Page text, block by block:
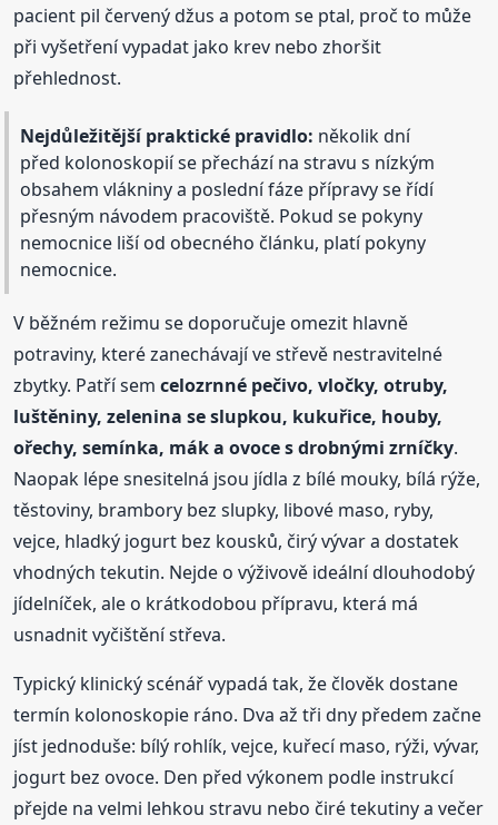
pacient pil červený džus a potom se ptal, proč to může
při vyšetření vypadat jako krev nebo zhoršit
přehlednost.
Nejdůležitější praktické pravidlo: několik dní
před kolonoskopií se přechází na stravu s nízkým
obsahem vlákniny a poslední fáze přípravy se řídí
přesným návodem pracoviště. Pokud se pokyny
nemocnice liší od obecného článku, platí pokyny
nemocnice.
V běžném režimu se doporučuje omezit hlavně
potraviny, které zanechávají ve střevě nestravitelné
zbytky. Patří semcelozrnné pečivo, vločky, otruby,
luštěniny, zelenina se slupkou, kukuřice, houby,
ořechy, semínka, mák a ovoce s drobnými zrníčky.
Naopak lépe snesitelná jsou jídla z bílé mouky, bílá rýže,
těstoviny, brambory bez slupky, libové maso, ryby,
vejce, hladký jogurt bez kousků, čirý vývar a dostatek
vhodných tekutin. Nejde o výživově ideální dlouhodobý
jídelníček, ale o krátkodobou přípravu, která má
usnadnit vyčištění střeva.
Typický klinický scénář vypadá tak, že člověk dostane
termín kolonoskopie ráno. Dva až tři dny předem začne
jíst jednoduše: bílý rohlík, vejce, kuřecí maso, rýži, vývar,
jogurt bez ovoce. Den před výkonem podle instrukcí
přejde na velmi lehkou stravu nebo čiré tekutiny a večer